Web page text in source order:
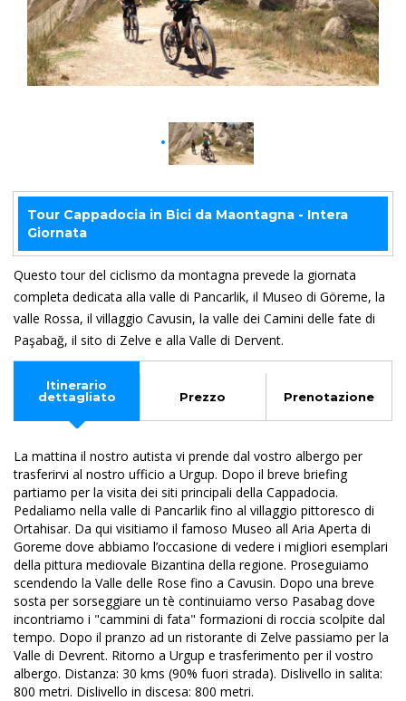
Tour Cappadocia in Bici da Maontagna - Intera
Giornata
Questo tour del ciclismo da montagna prevede la giornata
completa dedicata alla valle di Pancarlik, il Museo di Göreme, la
valle Rossa, il villaggio Cavusin, la valle dei Camini delle fate di
Paşabağ, il sito di Zelve e alla Valle di Dervent.
Itinerario
dettagliato
Prezzo Prenotazione
La mattina il nostro autista vi prende dal vostro albergo per
trasferirvi al nostro ufficio a Urgup. Dopo il breve briefing
partiamo per la visita dei siti principali della Cappadocia.
Pedaliamo nella valle di Pancarlik fino al villaggio pittoresco di
Ortahisar. Da qui visitiamo il famoso Museo all Aria Aperta di
Goreme dove abbiamo l’occasione di vedere i migliori esemplari
della pittura mediovale Bizantina della regione. Proseguiamo
scendendo la Valle delle Rose fino a Cavusin. Dopo una breve
sosta per sorseggiare un tè continuiamo verso Pasabag dove
incontriamo i "cammini di fata" formazioni di roccia scolpite dal
tempo. Dopo il pranzo ad un ristorante di Zelve passiamo per la
Valle di Devrent. Ritorno a Urgup e trasferimento per il vostro
albergo. Distanza: 30 kms (90% fuori strada). Dislivello in salita:
800 metri. Dislivello in discesa: 800 metri.